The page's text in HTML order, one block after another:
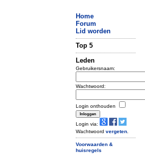
Home
Forum
Lid worden
Top 5
Leden
Gebruikersnaam:
Wachtwoord:
Login onthouden
Login via:
Wachtwoord vergeten
Voorwaarden &
huisregels